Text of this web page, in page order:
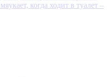
когда ходит в туалет –